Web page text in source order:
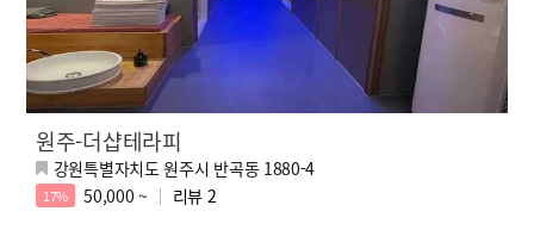
원주-더샵테라피
강원특별자치도 원주시 반곡동 1880-4
17% 50,000 ~ 리뷰 2